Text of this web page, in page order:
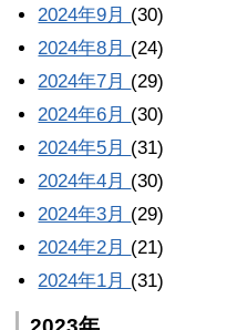
2024年9月 (30)
2024年8月 (24)
2024年7月 (29)
2024年6月 (30)
2024年5月 (31)
2024年4月 (30)
2024年3月 (29)
2024年2月 (21)
2024年1月 (31)